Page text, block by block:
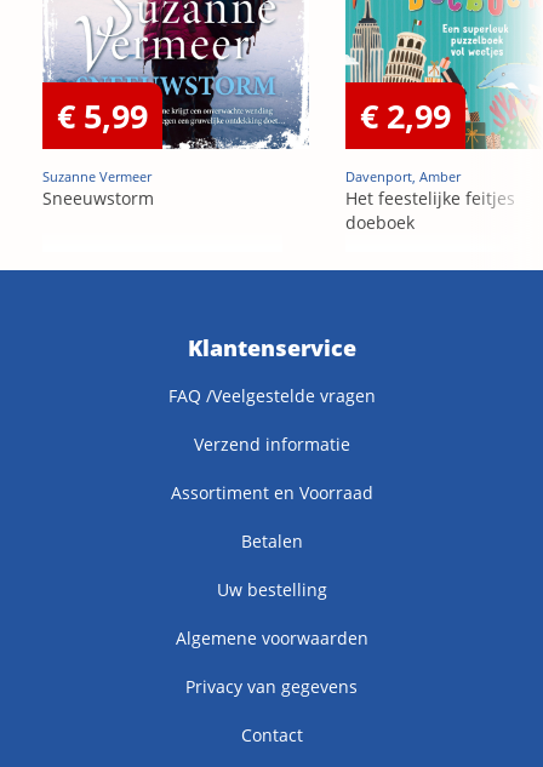
€ 5,99
Suzanne Vermeer
Sneeuwstorm
€ 2,99
Davenport, Amber
Het feestelijke feitjes
doeboek
Klantenservice
FAQ /Veelgestelde vragen
Verzend informatie
Assortiment en Voorraad
Betalen
Uw bestelling
Algemene voorwaarden
Privacy van gegevens
Contact